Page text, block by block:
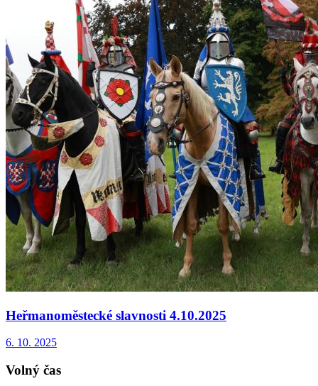
Heřmanoměstecké slavnosti 4.10.2025
6. 10. 2025
Volný čas